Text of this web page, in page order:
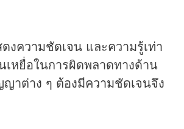
งความชัดเจน และความรู้เท่า
หยื่อในการผิดพลาดทางด้าน
าต่าง ๆ ต้องมีความชัดเจนจึง